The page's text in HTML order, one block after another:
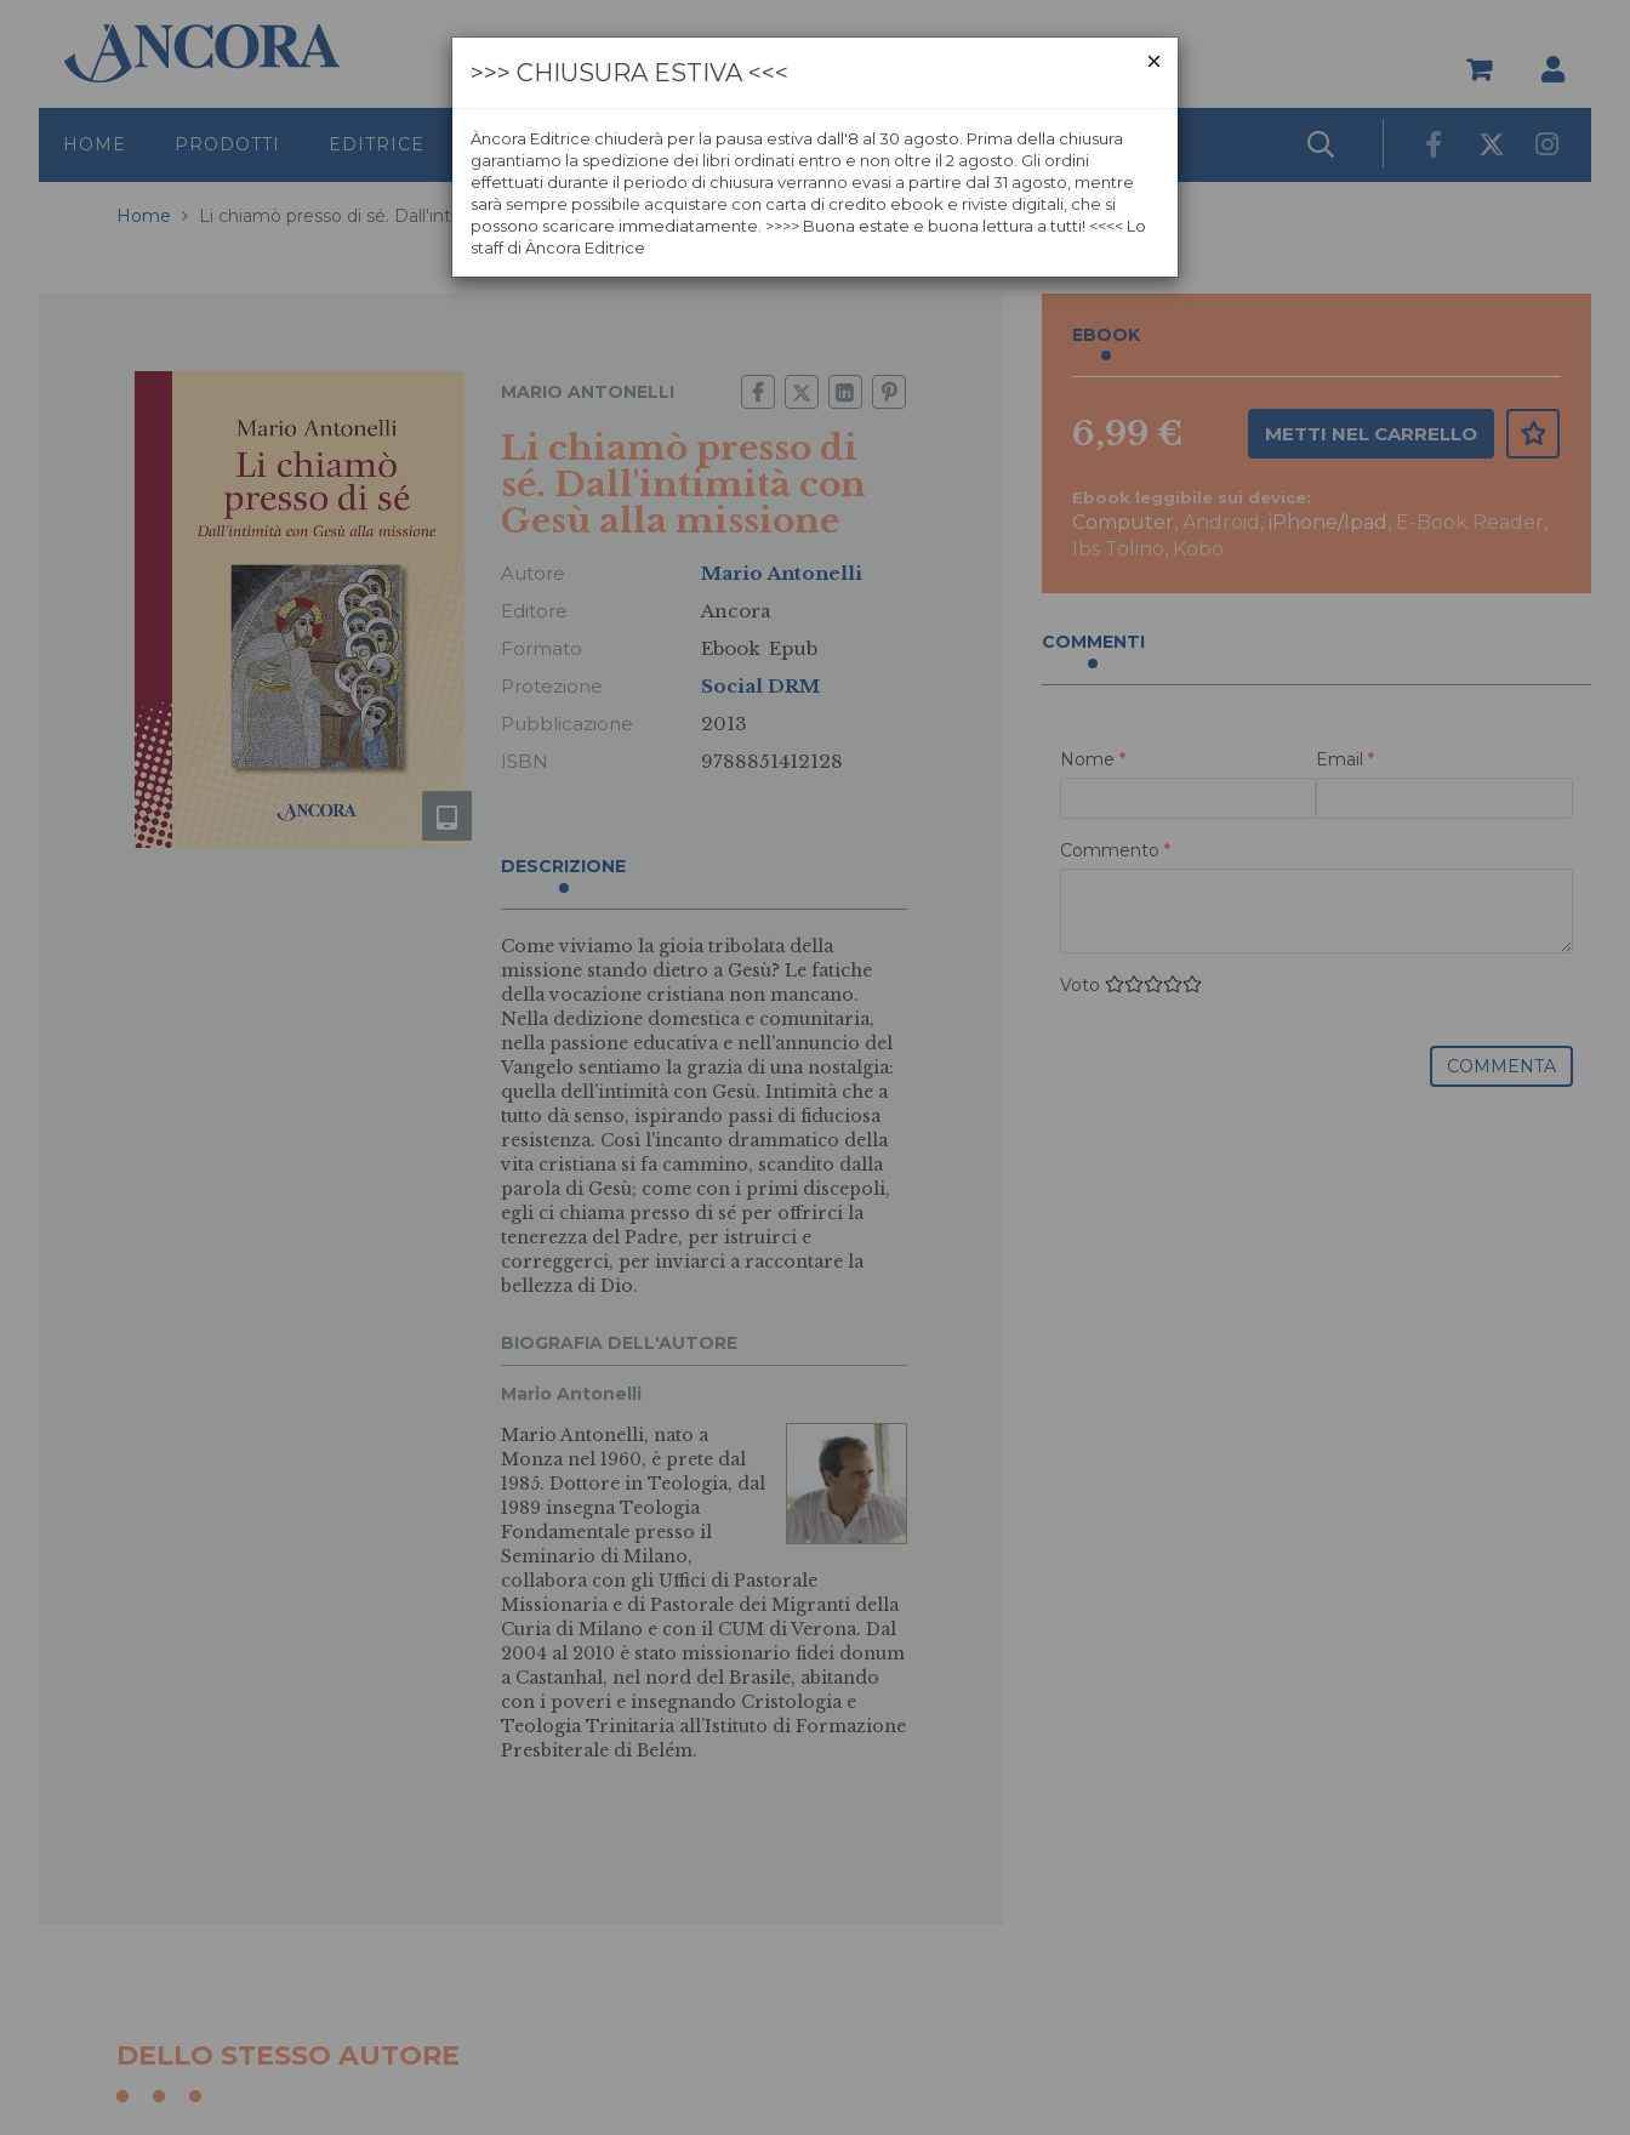
HOME PRODOTTI EDITRICE GRAFICA LIBRERIE ÀNCORAWOW
Home Li chiamò presso di sé. Dall'intimità con Gesù alla missione
MARIO ANTONELLI
Li chiamò presso di
sé. Dall'intimità con
Gesù alla missione
Autore
Mario Antonelli
Editore
Ancora
Formato
Ebook Epub
Protezione
Social DRM
Pubblicazione
2013
ISBN
9788851412128
DESCRIZIONE
Come viviamo la gioia tribolata della
missione stando dietro a Gesù? Le fatiche
della vocazione cristiana non mancano.
Nella dedizione domestica e comunitaria,
nella passione educativa e nell'annuncio del
Vangelo sentiamo la grazia di una nostalgia:
quella dell'intimità con Gesù. Intimità che a
tutto dà senso, ispirando passi di fiduciosa
resistenza. Così l'incanto drammatico della
vita cristiana si fa cammino, scandito dalla
parola di Gesù; come con i primi discepoli,
egli ci chiama presso di sé per offrirci la
tenerezza del Padre, per istruirci e
correggerci, per inviarci a raccontare la
bellezza di Dio.
BIOGRAFIA DELL'AUTORE
Mario Antonelli
Mario Antonelli, nato a
Monza nel 1960, è prete dal
1985. Dottore in Teologia, dal
1989 insegna Teologia
Fondamentale presso il
Seminario di Milano,
collabora con gli Uffici di Pastorale
Missionaria e di Pastorale dei Migranti della
Curia di Milano e con il CUM di Verona. Dal
2004 al 2010 è stato missionario fidei donum
a Castanhal, nel nord del Brasile, abitando
con i poveri e insegnando Cristologia e
Teologia Trinitaria all’Istituto di Formazione
Presbiterale di Belém.
EBOOK
6,99 € METTI NEL CARRELLO
Ebook leggibile sui device:
Computer, Android, iPhone/Ipad , E-Book Reader,
Ibs Tolino, Kobo
COMMENTI
Nome * Email*
Commento *
Voto
COMMENTA
DELLO STESSO AUTORE
>>> CHIUSURA ESTIVA <<<
Àncora Editrice chiuderà per la pausa estiva dall'8 al 30 agosto. Prima della chiusura
garantiamo la spedizione dei libri ordinati entro e non oltre il 2 agosto. Gli ordini
effettuati durante il periodo di chiusura verranno evasi a partire dal 31 agosto, mentre
sarà sempre possibile acquistare con carta di credito ebook e riviste digitali, che si
possono scaricare immediatamente. >>>> Buona estate e buona lettura a tutti! <<<< Lo
staff di Àncora Editrice